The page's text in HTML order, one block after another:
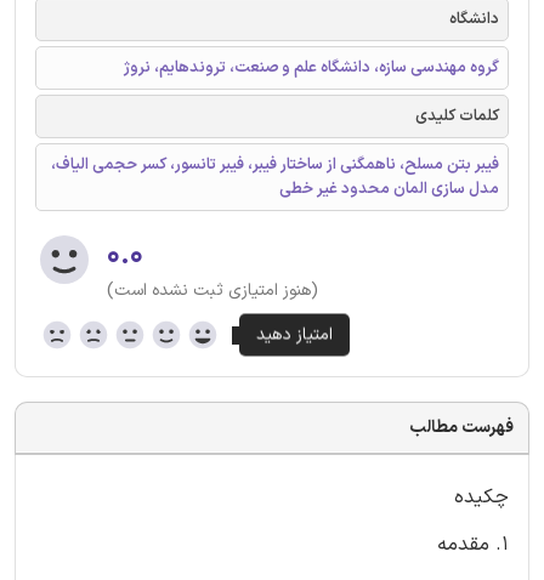
دانشگاه
گروه مهندسی سازه، دانشگاه علم و صنعت، تروندهایم، نروژ
کلمات کلیدی
فیبر بتن مسلح، ناهمگنی از ساختار فیبر، فیبر تانسور، کسر حجمی الیاف،
مدل سازی المان محدود غیر خطی
۰.۰
(هنوز امتیازی ثبت نشده است)
فهرست مطالب
چکیده
1. مقدمه